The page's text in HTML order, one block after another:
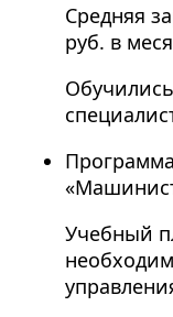
Средняя
руб. в
Учебный